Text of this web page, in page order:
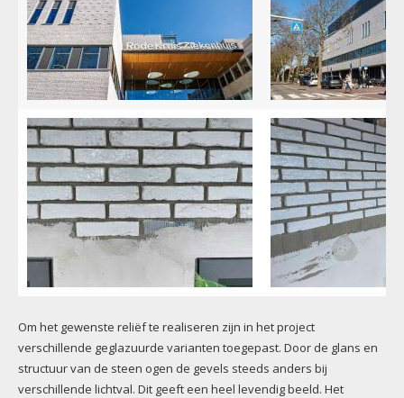
Om het gewenste reliëf te realiseren zijn in het project
verschillende geglazuurde varianten toegepast. Door de glans en
structuur van de steen ogen de gevels steeds anders bij
verschillende lichtval. Dit geeft een heel levendig beeld. Het